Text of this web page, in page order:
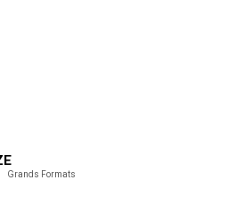
Grands Formats